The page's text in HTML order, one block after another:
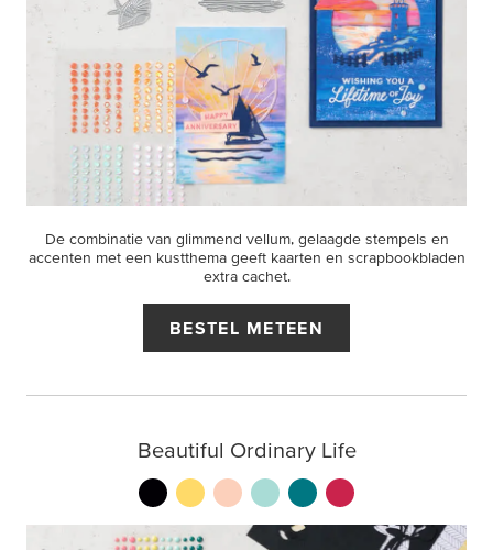
De combinatie van glimmend vellum, gelaagde stempels en
accenten met een kustthema geeft kaarten en scrapbookbladen
extra cachet.
BESTEL METEEN
Beautiful Ordinary Life